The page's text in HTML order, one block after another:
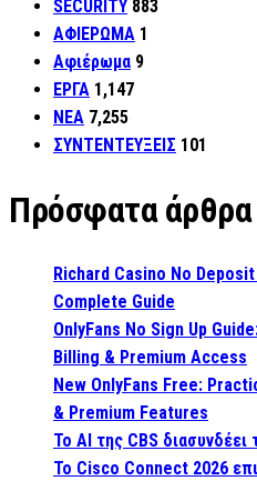
SECURITY 883
ΑΦΙΕΡΩΜΑ 1
Αφιέρωμα 9
ΕΡΓΑ 1,147
ΝΕΑ 7,255
ΣΥΝΤΕΝΤΕΥΞΕΙΣ 101
Πρόσφατα άρθρα
Richard Casino No
Complete Guide
OnlyFans No Sign Up
Billing & Premium Access
New OnlyFans Free:
& Premium Features
Το AI της CBS
Το Cisco Connect 2026